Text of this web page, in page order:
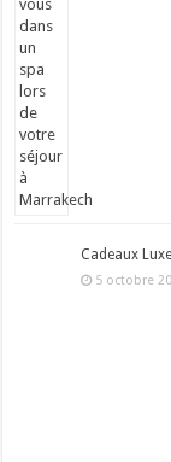
Cadeaux
5 octobre